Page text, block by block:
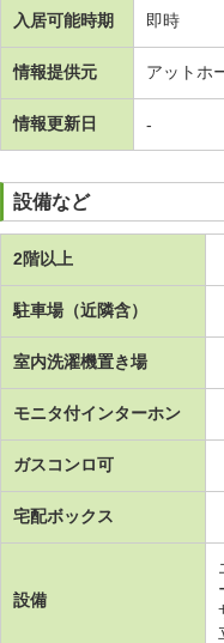
入居可能時期 即時
情報提供元 アットホ
情報更新日 -
設備など
2階以上
駐車場（近隣含）
室内洗濯機置き場
モニタ付インターホン
ガスコンロ可
宅配ボックス
設備